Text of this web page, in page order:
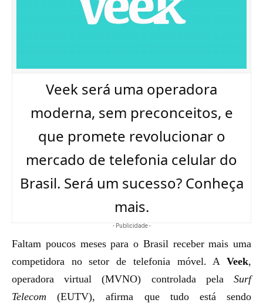
Veek será uma operadora
moderna, sem preconceitos, e
que promete revolucionar o
mercado de telefonia celular do
Brasil. Será um sucesso? Conheça
mais.
- Publicidade -
Faltam poucos meses para o Brasil receber mais uma
competidora no setor de telefonia móvel. A Veek,
operadora virtual (MVNO) controlada pela Surf
Telecom (EUTV), afirma que tudo está sendo